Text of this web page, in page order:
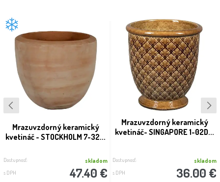
Mrazuvzdorný keramický
kvetináč - STOCKHOLM 7-32...
Dostupnosť: skladom
s DPH 47.40 €
Mrazuvzdorný keramický
kvetináč- SINGAPORE 1-02D...
Dostupnosť: skladom
s DPH 36.00 €